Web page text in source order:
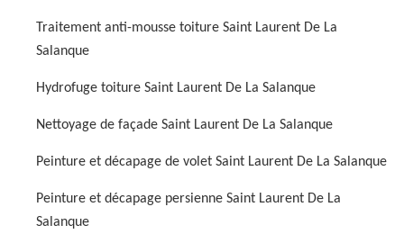
Traitement anti-mousse toiture Saint Laurent De La
Salanque
Hydrofuge toiture Saint Laurent De La Salanque
Nettoyage de façade Saint Laurent De La Salanque
Peinture et décapage de volet Saint Laurent De La Salanque
Peinture et décapage persienne Saint Laurent De La
Salanque